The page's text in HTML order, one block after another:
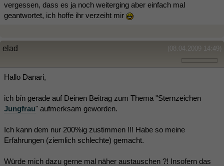
vergessen, dass es ja noch weiterging aber einfach mal
geantwortet, ich hoffe ihr verzeiht mir
(08.04.2009 14:49)
elad
Hallo Danari,
ich bín gerade auf Deinen Beitrag zum Thema "Sternzeichen
Jungfrau" aufmerksam geworden.
Ich kann dem nur 200%ig zustimmen !!! Habe so meine
Erfahrungen (ziemlich schlechte) gemacht.
Würde mich dazu gerne mal näher austauschen ?! Insofern das